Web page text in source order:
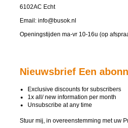
6102AC Echt
Email: info@busok.nl
Openingstijden ma-vr 10-16u (op
Nieuwsbrief Een
Exclusive discounts for subscribers
1x all/ new information per month
Unsubscribe at any time
Stuur mij, in overeenstemming met uw